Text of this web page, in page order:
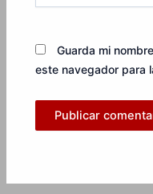
Guarda mi
este navegador para